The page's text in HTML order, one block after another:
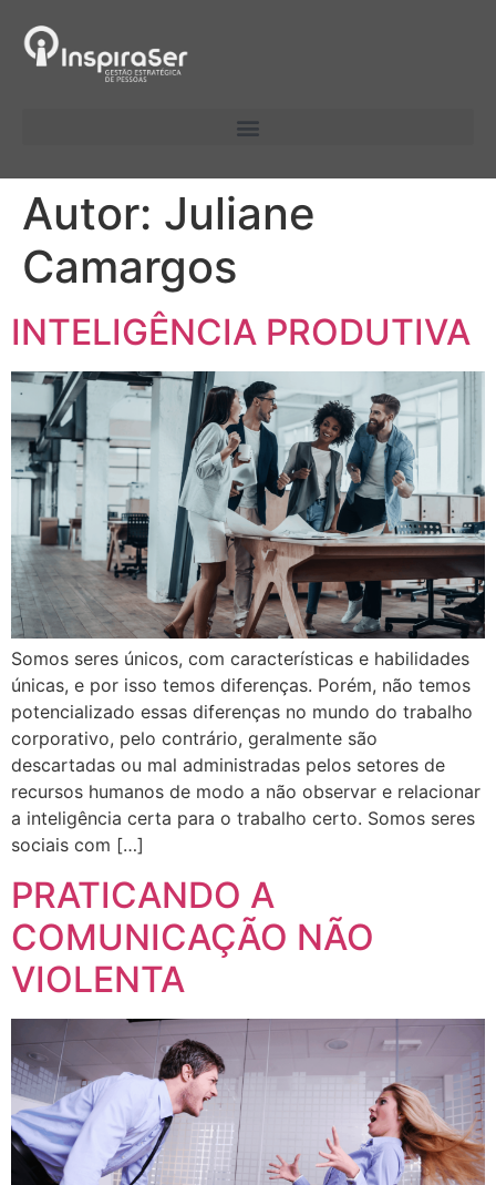
Autor: Juliane
Camargos
INTELIGÊNCIA PRODUTIVA
Somos seres únicos, com características e habilidades
únicas, e por isso temos diferenças. Porém, não temos
potencializado essas diferenças no mundo do trabalho
corporativo, pelo contrário, geralmente são
descartadas ou mal administradas pelos setores de
recursos humanos de modo a não observar e relacionar
a inteligência certa para o trabalho certo. Somos seres
sociais com […]
PRATICANDO A
COMUNICAÇÃO NÃO
VIOLENTA